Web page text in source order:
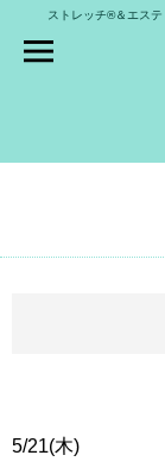
ストレッチ®＆エステ
5/21(木)